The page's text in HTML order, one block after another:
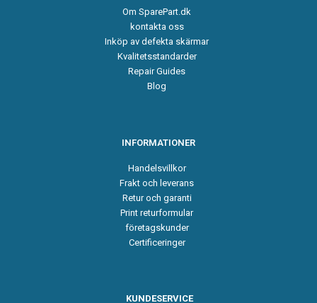
Om SparePart.dk
kontakta oss
Inköp av defekta skärmar
Kvalitetsstandarder
Repair Guides
Blog
INFORMATIONER
Handelsvillkor
Frakt och leverans
Retur och garanti
Print returformular
företagskunder
Certificeringer
KUNDESERVICE